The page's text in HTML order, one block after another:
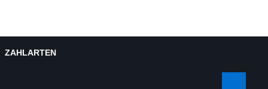
ZAHLARTEN